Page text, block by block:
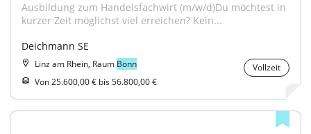
Ausbildung zum Handelsfachwirt (m/w/d)Du möchtest in
kurzer Zeit möglichst viel erreichen? Kein...
Deichmann SE
Linz am Rhein, Raum Bonn
Vollzeit
Von 25.600,00 € bis 56.800,00 €